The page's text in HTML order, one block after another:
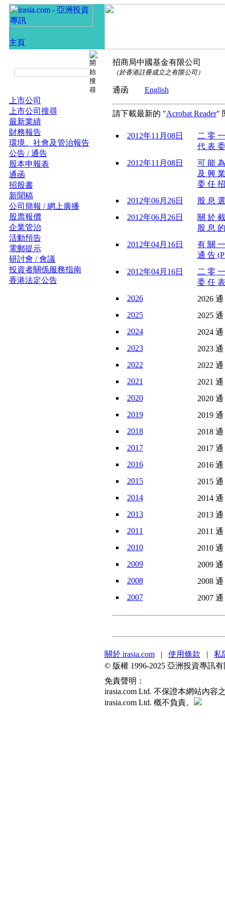
上市公司
上市公司搜尋
最新業績
財務報告
環境、社會及管治報告
公告 / 通告
股本申報表
通函
招股書
新聞稿
公司簡報 / 網上廣播
股票報價
企業管治
活動預告
電郵提示
研討會 / 會議
投資者關係服務指南
香港法定公告
招商局中國基金有限公司
（於香港註冊成立之有限公司）
通函 English
請下載最新的 "Acrobat Reader"
2012年11月08日
二 零
代 表
2012年11月08日
可 能
及 興
委 任
2012年06月26日
股 息
2012年06月26日
關 於
股 息
2012年04月16日
有 關
通 告
2012年04月16日
二 零
委 任
2026
2026
2025
2025
2024
2024
2023
2023
2022
2022
2021
2021
2020
2020
2019
2019
2018
2018
2017
2017
2016
2016
2015
2015
2014
2014
2013
2013
2011
2011
2010
2010
2009
2009
2008
2008
2007
2007
關於 irasia.com| 使用條款 | 私
© 版權 1996-2025 亞洲投資專訊
免責聲明：
irasia.com Ltd. 不保證本網站內
irasia.com Ltd. 概不負責。